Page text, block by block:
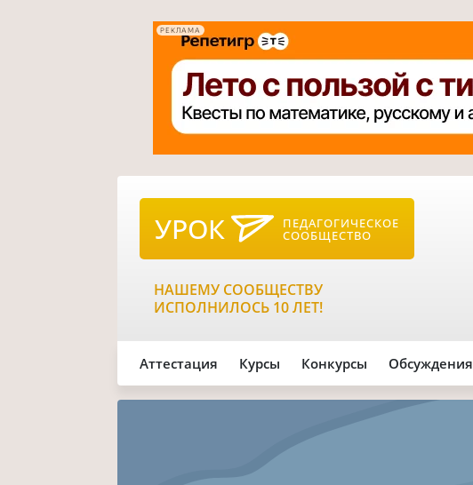
РЕКЛАМА
УРОК ПЕДАГОГИЧЕСКОЕ
СООБЩЕСТВО
НАШЕМУ СООБЩЕСТВУ
ИСПОЛНИЛОСЬ 10 ЛЕТ!
Аттестация Курсы Конкурсы Обсуждения